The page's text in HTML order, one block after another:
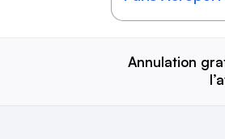
Annulation